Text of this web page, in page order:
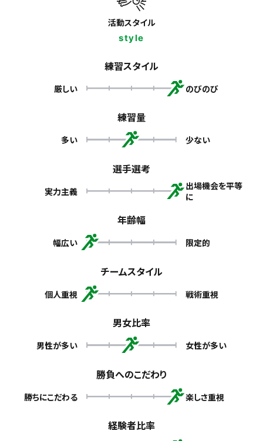
活動スタイル
style
練習スタイル
厳しい のびのび
練習量
多い 少ない
選手選考
実力主義
出場機会を平等
に
年齢幅
幅広い 限定的
チームスタイル
個人重視 戦術重視
男女比率
男性が多い 女性が多い
勝負へのこだわり
勝ちにこだわる 楽しさ重視
経験者比率